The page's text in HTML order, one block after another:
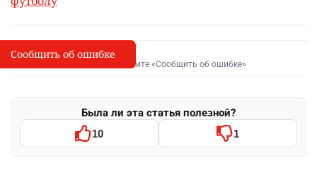
I
Сообщить об опечатке
Выделите фрагмент и нажмите «Сообщить об ошибке»
Была ли эта статья полезной?
10 1
Сообщить об ошибке